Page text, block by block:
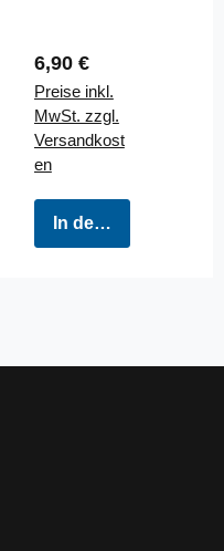
Stark
40Gramm
Drilling
Regulärer Preis:
6,90 €
Preise inkl.
MwSt. zzgl.
Versandkost
en
In den Warenkorb